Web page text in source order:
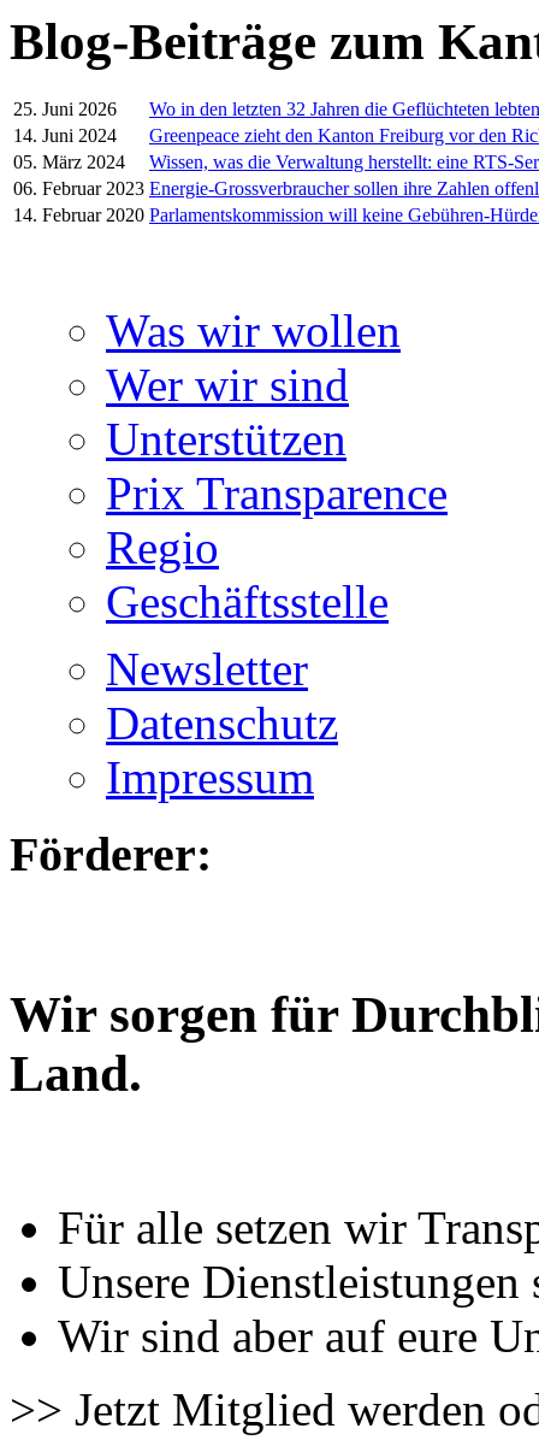
Blog-Beiträge zum
25. Juni 2026
Wo in den letzten 32 Jahren die Geflüchteten lebten
14. Juni 2024
Greenpeace zieht den Kanton Freiburg vor den
05. März 2024
Wissen, was die Verwaltung herstellt: eine RTS-
06. Februar 2023 Energie-Grossverbraucher sollen ihre Zahlen
14. Februar 2020 Parlamentskommission will keine Gebühren-
Was wir wollen
Wer wir sind
Unterstützen
Prix Transparence
Regio
Geschäftsstelle
Newsletter
Datenschutz
Impressum
Förderer:
Wir sorgen für
Land.
Für alle setzen wir
Unsere Dienstleistungen
Wir sind aber auf eure
>> Jetzt Mitglied werden